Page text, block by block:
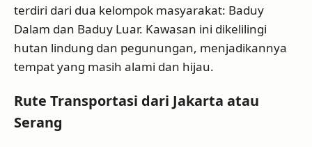
terdiri dari dua kelompok masyarakat: Baduy
Dalam dan Baduy Luar. Kawasan ini dikelilingi
hutan lindung dan pegunungan, menjadikannya
tempat yang masih alami dan hijau.
Rute Transportasi dari Jakarta atau
Serang